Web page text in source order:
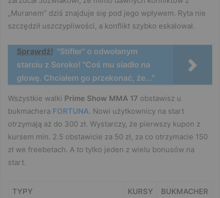
„Muranem” dziś znajduje się pod jego wpływem. Ryta nie
szczędził uszczypliwości, a konflikt szybko eskalował.
Sprawdź! "Stifler" o odwołanym
starciu z Soroko! "Coś mu siadło na
głowę. Chciałem go przekonać, że..."
Wszystkie walki Prime Show MMA 17 obstawisz u
bukmachera FORTUNA. Nowi użytkownicy na start
otrzymają aż do 300 zł. Wystarczy, że pierwszy kupon z
kursem min. 2.5 obstawicie za 50 zł, za co otrzymacie 150
zł we freebetach. A to tylko jeden z wielu bonusów na
start.
TYPY KURSY BUKMACHER